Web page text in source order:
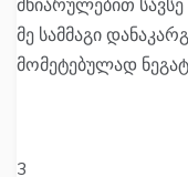
მხიარულებით სავსე
მე სამმაგი
მომეტებულად
3